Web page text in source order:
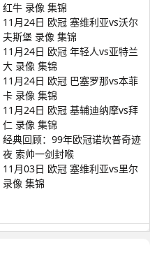
红牛 录像 集锦
11月24日 欧冠 塞维利亚vs沃尔
夫斯堡 录像 集锦
11月24日 欧冠 年轻人vs亚特兰
大 录像 集锦
11月24日 欧冠 巴塞罗那vs本菲
卡 录像 集锦
11月24日 欧冠 基辅迪纳摩vs拜
仁 录像 集锦
经典回顾：99年欧冠诺坎普奇迹
夜 索帅一剑封喉
11月03日 欧冠 塞维利亚vs里尔
录像 集锦